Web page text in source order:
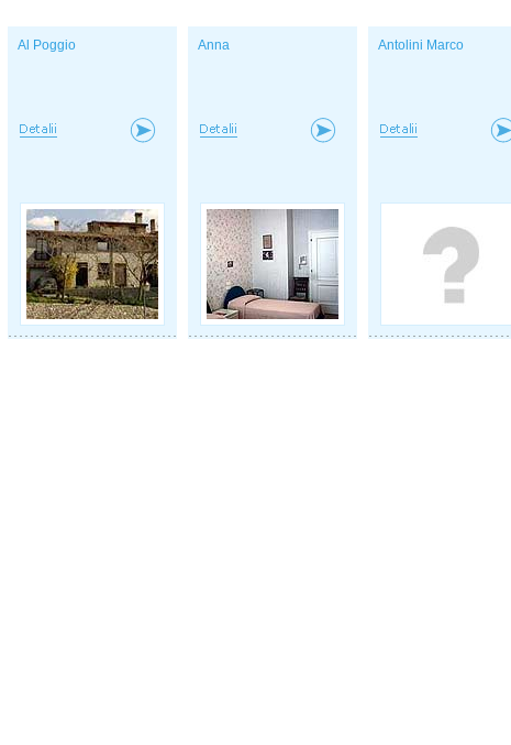
Al Poggio Anna Antolini Marco